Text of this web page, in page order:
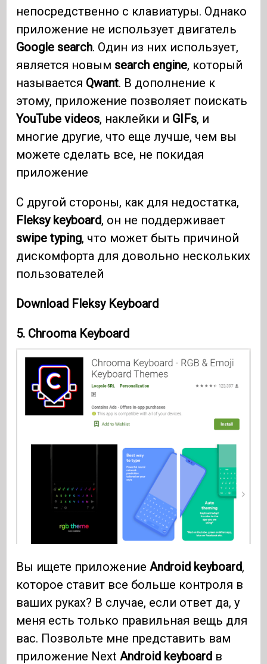
непосредственно с клавиатуры. Однако
приложение не использует двигатель
Google search. Один из них использует,
является новым search engine, который
называется Qwant. В дополнение к
этому, приложение позволяет поискать
YouTube videos, наклейки и GIFs, и
многие другие, что еще лучше, чем вы
можете сделать все, не покидая
приложение
С другой стороны, как для недостатка,
Fleksy keyboard, он не поддерживает
swipe typing, что может быть причиной
дискомфорта для довольно нескольких
пользователей
Download Fleksy Keyboard
5. Chrooma Keyboard
Вы ищете приложение Android keyboard,
которое ставит все больше контроля в
ваших руках? В случае, если ответ да, у
меня есть только правильная вещь для
вас. Позвольте мне представить вам
приложение Next Android keyboard в